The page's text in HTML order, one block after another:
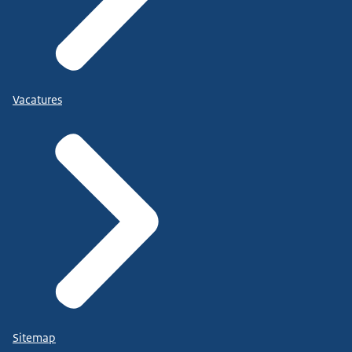
Vacatures
Sitemap